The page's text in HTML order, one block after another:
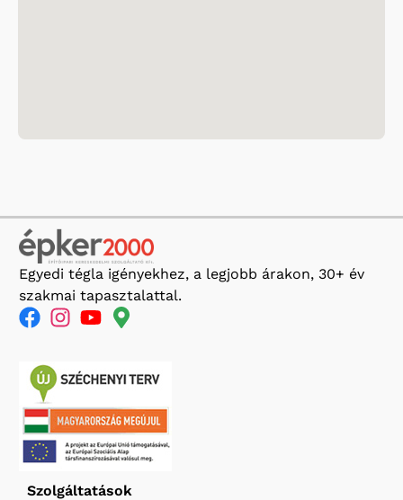
Egyedi tégla igényekhez, a legjobb árakon, 30+ év
szakmai tapasztalattal.
Szolgáltatások